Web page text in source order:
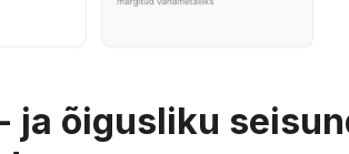
ja õigusliku